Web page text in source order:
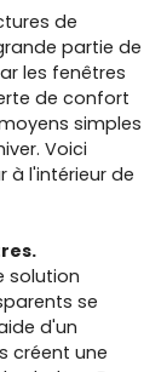
de
partie de
les fenêtres
de confort
simples
Voici
à l'intérieur de
solution
se
d'un
créent une